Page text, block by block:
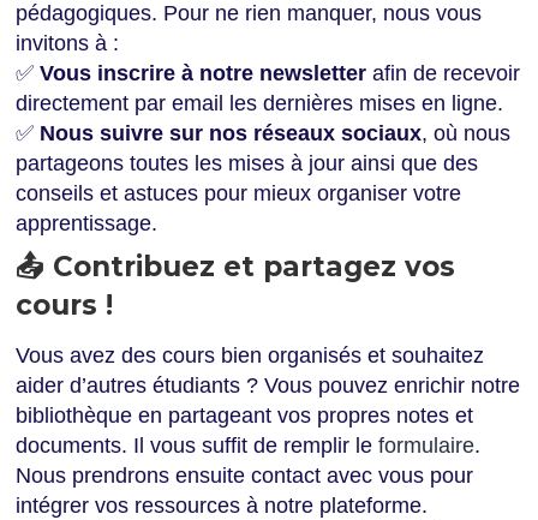
pédagogiques. Pour ne rien manquer, nous vous
invitons à :
✅Vous inscrire à notre newsletter afin de recevoir
directement par email les dernières mises en ligne.
✅ Nous suivre sur nos réseaux sociaux, où nous
partageons toutes les mises à jour ainsi que des
conseils et astuces pour mieux organiser votre
apprentissage.
📤 Contribuez et partagez vos
cours !
Vous avez des cours bien organisés et souhaitez
aider d’autres étudiants ? Vous pouvez enrichir notre
bibliothèque en partageant vos propres notes et
documents. Il vous suffit de remplir leformulaire.
Nous prendrons ensuite contact avec vous pour
intégrer vos ressources à notre plateforme.